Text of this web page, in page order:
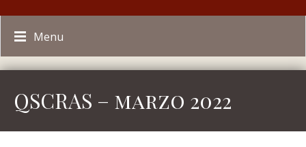
Menu
QSCRAS – marzo 2022